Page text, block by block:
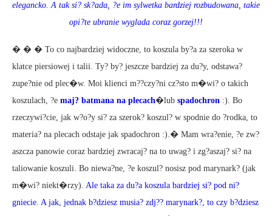
elegancko. A tak si? sk?ada, ?e im sylwetka bardziej rozbudowana, takie
opi?te ubranie wyglada coraz gorzej!!!
� � � To co najbardziej widoczne, to koszula by?a za szeroka w
klatce piersiowej i talii. Ty? by? jeszcze bardziej za du?y, odstawa?
zupe?nie od plec�w. Moi klienci m??czy?ni cz?sto m�wi? o takich
koszulach, ?e maj? batmana na plecach�lub spadochron :). Bo
rzeczywi?cie, jak w?o?y si? za szerok? koszul? w spodnie do ?rodka, to
materia? na plecach odstaje jak spadochron :).� Mam wra?enie, ?e zw?
aszcza panowie coraz bardziej zwracaj? na to uwag? i zg?aszaj? si? na
taliowanie koszuli. Bo niewa?ne, ?e koszul? nosisz pod marynark? (jak
m�wi? niekt�rzy). Ale taka za du?a koszula bardziej si? pod ni?
gniecie. A jak, jednak b?dziesz musia? zdj?? marynark?, to czy b?dziesz